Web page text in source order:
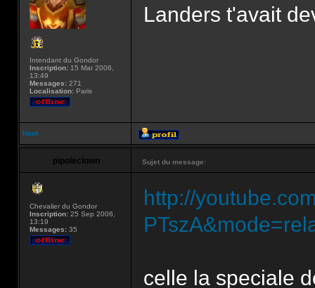
Intendant du Gondor
Inscription: 15 Mar 2006,
13:49
Messages: 271
Localisation: Paris
Landers t'avait
Haut
pipoleclown Sujet du message:
Chevalier du Gondor
Inscription: 25 Sep 2006,
13:19
Messages: 35
http://
celle la speciale